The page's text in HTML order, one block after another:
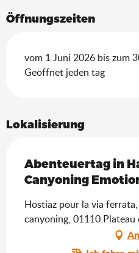
Öffnungszeiten
vom 1 Juni 2026 bis zum
Geöffnet jeden tag
Lokalisierung
Abenteuertag in
Canyoning
Hostiaz pour la via
canyoning, 01110